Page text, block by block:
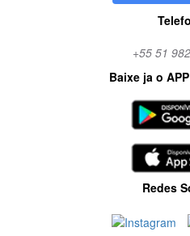
+55 51
Baixe ja o
Redes